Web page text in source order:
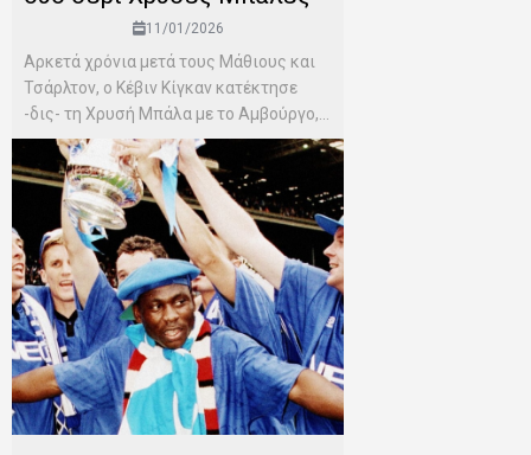
11/01/2026
Αρκετά χρόνια μετά τους Μάθιους και
Τσάρλτον, ο Κέβιν Κίγκαν κατέκτησε
-δις- τη Χρυσή Μπάλα με το Αμβούργο,...